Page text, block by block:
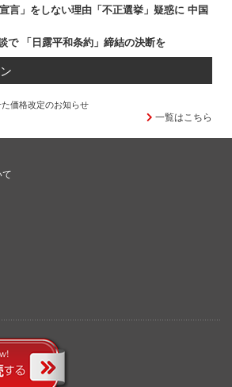
言」をしない理由「不正選挙」疑惑に 中国
で 「日露平和条約」締結の決断を
価格改定のお知らせ
一覧はこちら